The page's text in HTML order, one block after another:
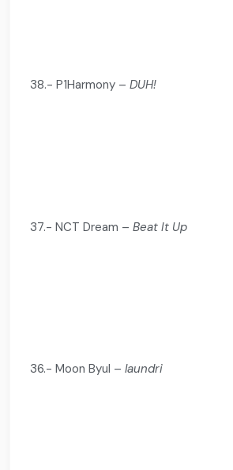
38.- P1Harmony –DUH!
37.- NCT Dream – Beat It Up
36.- Moon Byul –laundri